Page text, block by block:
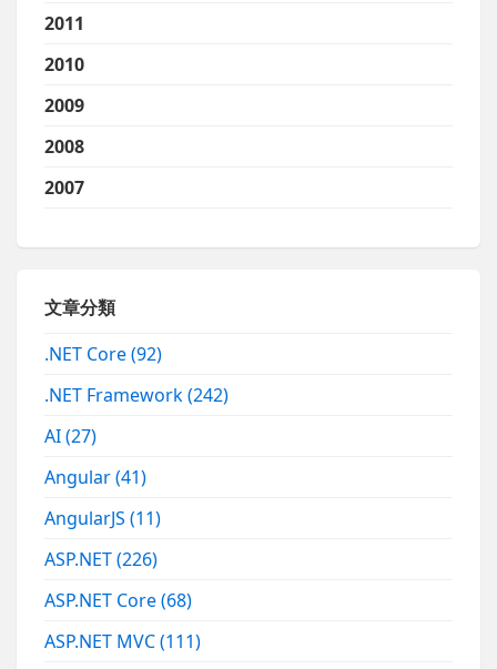
2011
2010
2009
2008
2007
文章分類
.NET Core(92)
.NET Framework(242)
AI(27)
Angular(41)
AngularJS(11)
ASP.NET(226)
ASP.NET Core(68)
ASP.NET MVC(111)